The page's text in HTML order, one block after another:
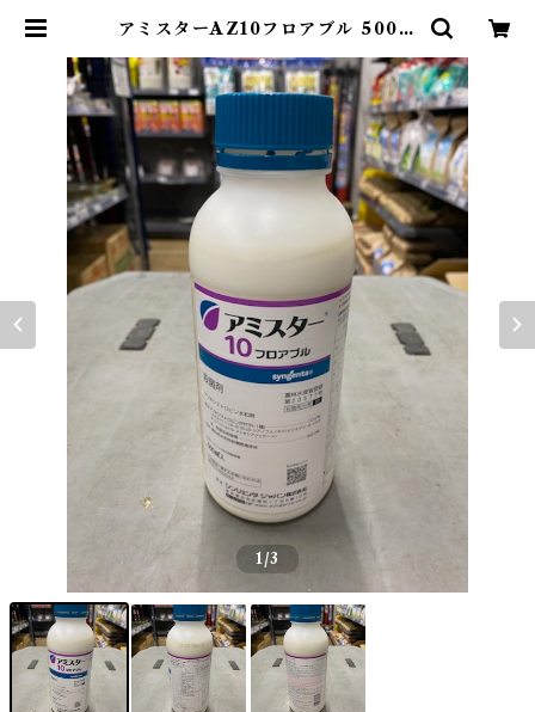
アミスターAZ10フロアブル 500m
ストア
1/3